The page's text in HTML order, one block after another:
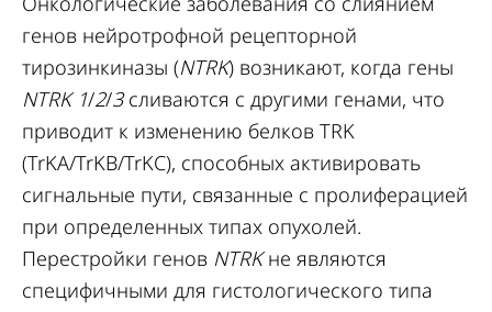
генов нейротрофной рецепторной
тирозинкиназы (NTRK) возникают, когда гены
NTRK 1/2/3сливаются с другими генами, что
приводит к изменению белков TRK
(TrKA/TrKB/TrKC), способных активировать
сигнальные пути, связанные с пролиферацией
при определенных типах опухолей.
Перестройки генов NTRKне являются
специфичными для гистологического типа